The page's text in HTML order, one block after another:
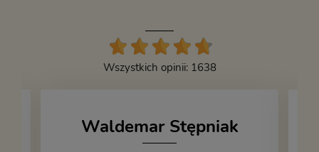
Wszystkich opinii: 1638
Waldemar Stępniak